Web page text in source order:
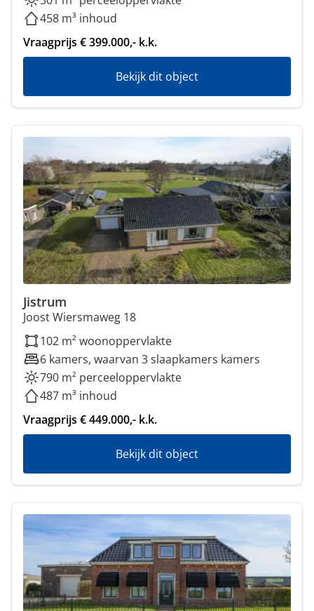
458 m³ inhoud
Vraagprijs € 399.000,- k.k.
Bekijk dit object
Jistrum
Joost Wiersmaweg 18
102 m² woonoppervlakte
6 kamers, waarvan 3 slaapkamers kamers
790 m² perceeloppervlakte
487 m³ inhoud
Vraagprijs € 449.000,- k.k.
Bekijk dit object